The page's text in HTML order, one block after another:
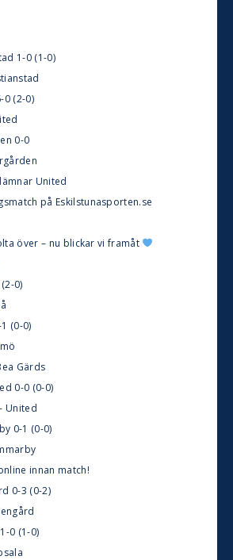
1-0 (1-0)
0 (2-0)
0-0
United
på Eskilstunasporten.se
över – nu blickar vi framåt
0)
(0-0)
Gärds
0-0 (0-0)
United
0-1 (0-0)
innan match!
0-3 (0-2)
0 (1-0)